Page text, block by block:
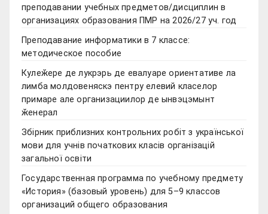
преподавании учебных предметов/дисциплин в
организациях образования ПМР на 2026/27 уч. год
Преподавание информатики в 7 классе:
методическое пособие
Кулеӂере де лукрэрь де евалуаре ориентативе ла
лимба молдовеняскэ пентру елевий класелор
примаре але организациилор де ынвэцэмынт
ӂенерал
Збірник приблизних контрольних робіт з української
мови для учнів початкових класів організацій
загальної освіти
Государственная программа по учебному предмету
«История» (базовый уровень) для 5–9 классов
организаций общего образования